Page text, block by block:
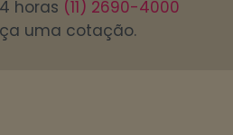
horas (11) 2690-4000
uma cotação.